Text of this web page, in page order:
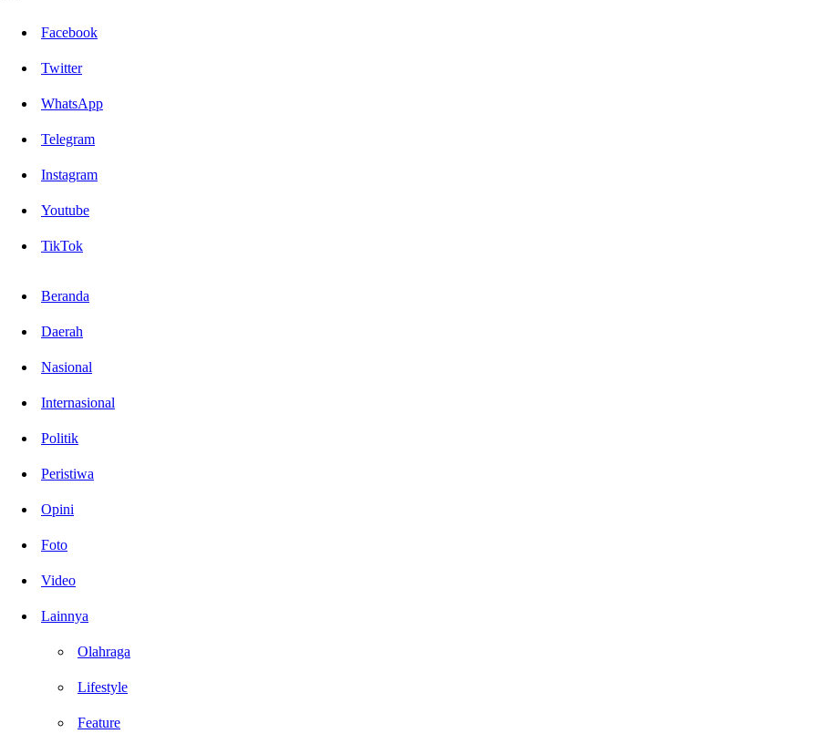
Facebook
Twitter
WhatsApp
Telegram
Instagram
Youtube
TikTok
Beranda
Daerah
Nasional
Internasional
Politik
Peristiwa
Opini
Foto
Video
Lainnya
Olahraga
Lifestyle
Feature